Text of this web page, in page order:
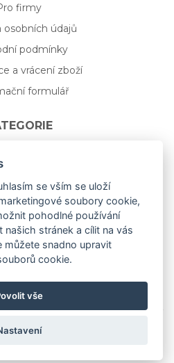
firmy
osobních údajů
podmínky
a vrácení zboží
formulář
sklo
Bydlení
poukaz na míru
box
Kolekce
KOLEKCE 🌸🌼
All Right Reserved.
se vším se uloží
soubory cookie,
pohodlné používání
stránek a cílit na vás
můžete snadno upravit
cookie.
vše